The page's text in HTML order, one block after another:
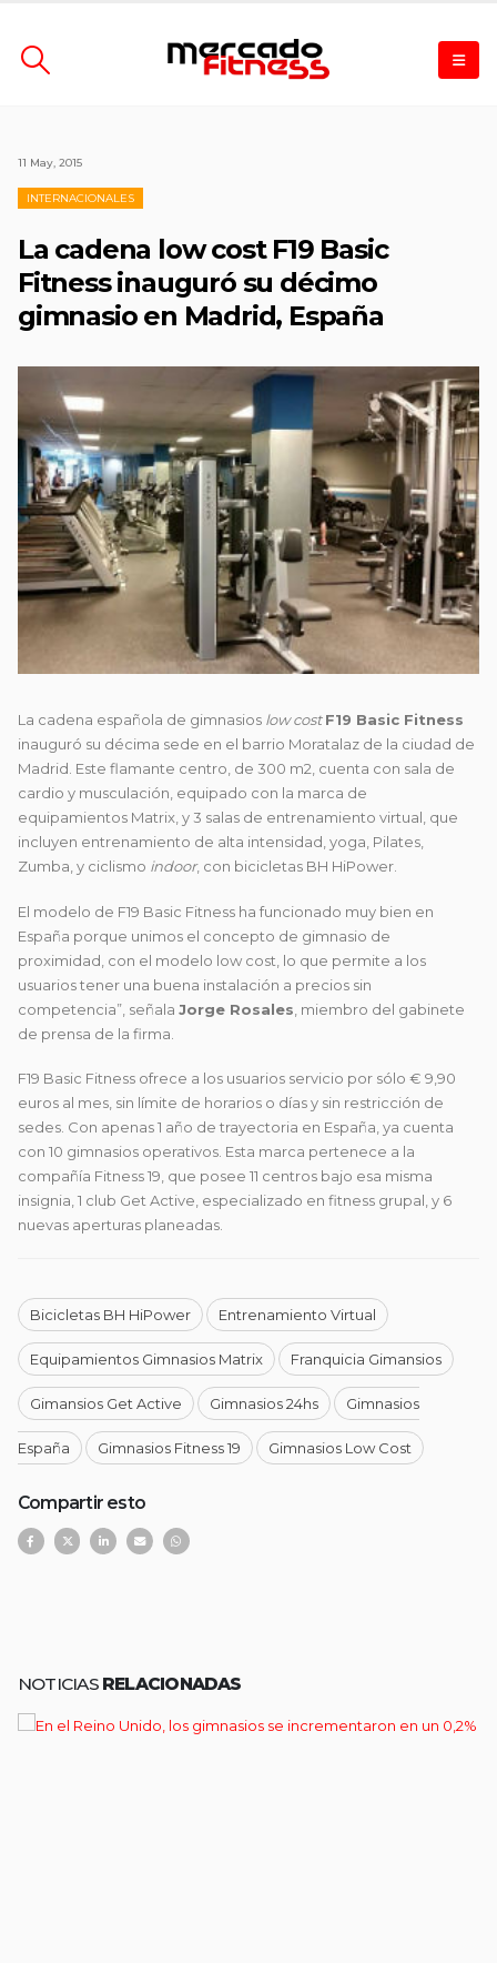
11 May, 2015
INTERNACIONALES
La cadena low cost F19 Basic
Fitness inauguró su décimo
gimnasio en Madrid, España
La cadena española de gimnasios low cost F19 Basic Fitness
inauguró su décima sede en el barrio Moratalaz de la ciudad de
Madrid. Este flamante centro, de 300 m2, cuenta con sala de
cardio y musculación, equipado con la marca de
equipamientos Matrix, y 3 salas de entrenamiento virtual, que
incluyen entrenamiento de alta intensidad, yoga, Pilates,
Zumba, y ciclismo indoor, con bicicletas BH HiPower.
El modelo de F19 Basic Fitness ha funcionado muy bien en
España porque unimos el concepto de gimnasio de
proximidad, con el modelo low cost, lo que permite a los
usuarios tener una buena instalación a precios sin
competencia”, señala Jorge Rosales , miembro del gabinete
de prensa de la firma.
F19 Basic Fitness ofrece a los usuarios servicio por sólo € 9,90
euros al mes, sin límite de horarios o días y sin restricción de
sedes. Con apenas 1 año de trayectoria en España, ya cuenta
con 10 gimnasios operativos. Esta marca pertenece a la
compañía Fitness 19, que posee 11 centros bajo esa misma
insignia, 1 club Get Active, especializado en fitness grupal, y 6
nuevas aperturas planeadas.
Bicicletas BH HiPower Entrenamiento Virtual
Equipamientos Gimnasios Matrix Franquicia Gimansios
Gimansios Get Active Gimnasios 24hs Gimnasios
España Gimnasios Fitness 19 Gimnasios Low Cost
Compartir esto
NOTICIAS RELACIONADAS